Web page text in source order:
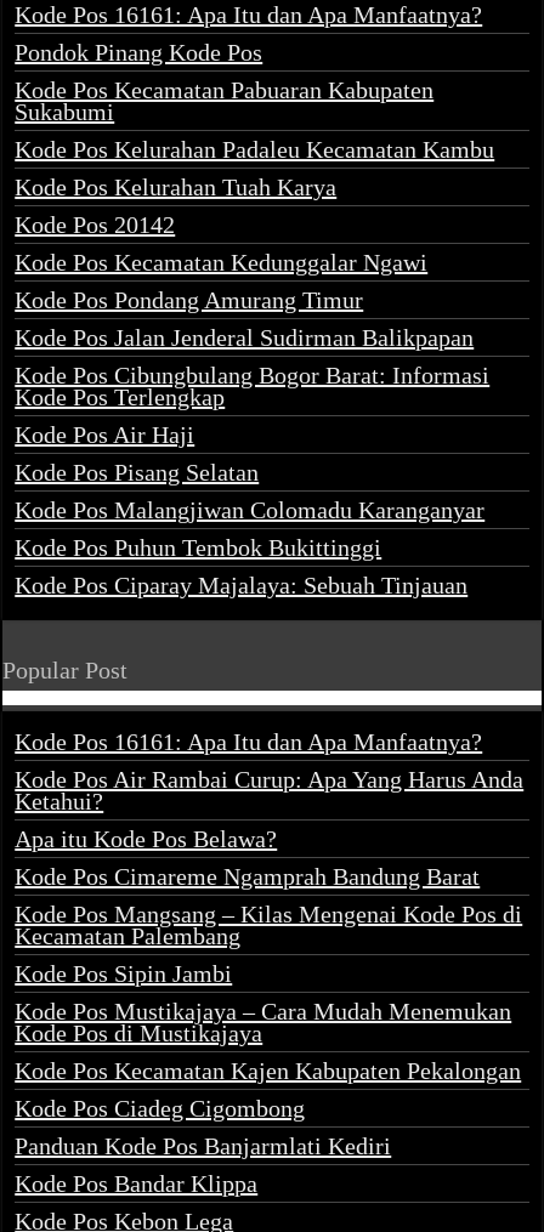
Kode Pos 16161: Apa Itu dan Apa Manfaatnya?
Pondok Pinang Kode Pos
Kode Pos Kecamatan Pabuaran Kabupaten
Sukabumi
Kode Pos Kelurahan Padaleu Kecamatan Kambu
Kode Pos Kelurahan Tuah Karya
Kode Pos 20142
Kode Pos Kecamatan Kedunggalar Ngawi
Kode Pos Pondang Amurang Timur
Kode Pos Jalan Jenderal Sudirman Balikpapan
Kode Pos Cibungbulang Bogor Barat: Informasi
Kode Pos Terlengkap
Kode Pos Air Haji
Kode Pos Pisang Selatan
Kode Pos Malangjiwan Colomadu Karanganyar
Kode Pos Puhun Tembok Bukittinggi
Kode Pos Ciparay Majalaya: Sebuah Tinjauan
Popular Post
Kode Pos 16161: Apa Itu dan Apa Manfaatnya?
Kode Pos Air Rambai Curup: Apa Yang Harus Anda
Ketahui?
Apa itu Kode Pos Belawa?
Kode Pos Cimareme Ngamprah Bandung Barat
Kode Pos Mangsang – Kilas Mengenai Kode Pos di
Kecamatan Palembang
Kode Pos Sipin Jambi
Kode Pos Mustikajaya – Cara Mudah Menemukan
Kode Pos di Mustikajaya
Kode Pos Kecamatan Kajen Kabupaten Pekalongan
Kode Pos Ciadeg Cigombong
Panduan Kode Pos Banjarmlati Kediri
Kode Pos Bandar Klippa
Kode Pos Kebon Lega